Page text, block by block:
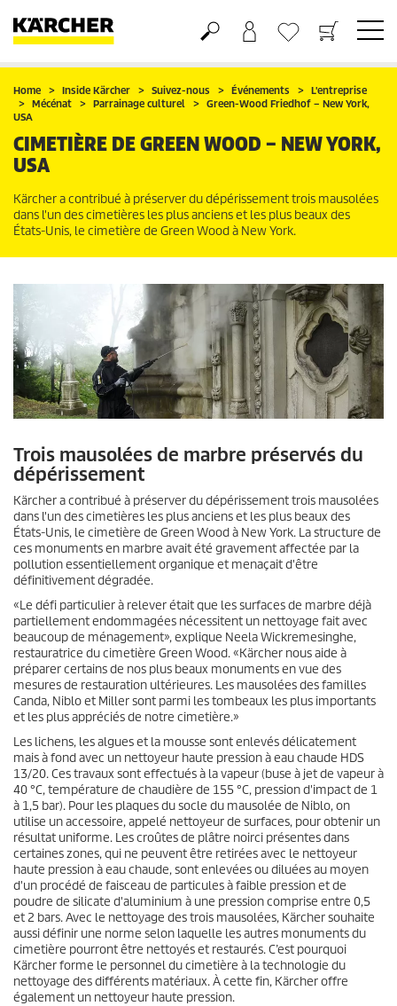
Panier
Liste d'envies
Home Inside Kärcher Suivez-nous Événements
L'entreprise
Mécénat
Parrainage culturel
Green-Wood Friedhof – New York,
USA
CIMETIÈRE DE GREEN WOOD – NEW YORK,
USA
Kärcher a contribué à préserver du dépérissement trois mausolées
dans l'un des cimetières les plus anciens et les plus beaux des
États-Unis, le cimetière de Green Wood à New York.
Trois mausolées de marbre préservés du
dépérissement
Kärcher a contribué à préserver du dépérissement trois mausolées
dans l'un des cimetières les plus anciens et les plus beaux des
États-Unis, le cimetière de Green Wood à New York. La structure de
ces monuments en marbre avait été gravement affectée par la
pollution essentiellement organique et menaçait d'être
définitivement dégradée.
«Le défi particulier à relever était que les surfaces de marbre déjà
partiellement endommagées nécessitent un nettoyage fait avec
beaucoup de ménagement», explique Neela Wickremesinghe,
restauratrice du cimetière Green Wood. «Kärcher nous aide à
préparer certains de nos plus beaux monuments en vue des
mesures de restauration ultérieures. Les mausolées des familles
Canda, Niblo et Miller sont parmi les tombeaux les plus importants
et les plus appréciés de notre cimetière.»
Les lichens, les algues et la mousse sont enlevés délicatement
mais à fond avec un nettoyeur haute pression à eau chaude HDS
13/20. Ces travaux sont effectués à la vapeur (buse à jet de vapeur à
40 °C, température de chaudière de 155 °C, pression d'impact de 1
à 1,5 bar). Pour les plaques du socle du mausolée de Niblo, on
utilise un accessoire, appelé nettoyeur de surfaces, pour obtenir un
résultat uniforme. Les croûtes de plâtre noirci présentes dans
certaines zones, qui ne peuvent être retirées avec le nettoyeur
haute pression à eau chaude, sont enlevées ou diluées au moyen
d'un procédé de faisceau de particules à faible pression et de
poudre de silicate d'aluminium à une pression comprise entre 0,5
et 2 bars. Avec le nettoyage des trois mausolées, Kärcher souhaite
aussi définir une norme selon laquelle les autres monuments du
cimetière pourront être nettoyés et restaurés. C’est pourquoi
Kärcher forme le personnel du cimetière à la technologie du
nettoyage des différents matériaux. À cette fin, Kärcher offre
également un nettoyeur haute pression.